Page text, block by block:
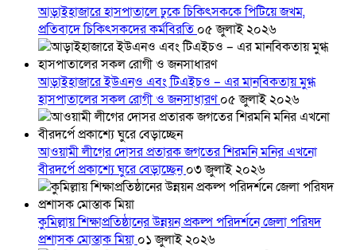
আড়াইহাজারে হাসপাতালে ঢুকে চিকিৎসককে পিটিয়ে জখম,
প্রতিবাদে চিকিৎসকদের কর্মবিরতি ০৫ জুলাই ২০২৬
আড়াইহাজারে ইউএনও এবং টিএইচও – এর মানবিকতায় মুগ্ধ
হাসপাতালের সকল রোগী ও জনসাধারণ০৫ জুলাই ২০২৬
আওয়ামী লীগের দোসর প্রতারক জগতের শিরমনি মনির এখনো
বীরদর্পে প্রকাশ্যে ঘুরে বেড়াচ্ছেন০৩ জুলাই ২০২৬
কুমিল্লায় শিক্ষাপ্রতিষ্ঠানের উন্নয়ন প্রকল্প পরিদর্শনে জেলা পরিষদ
প্রশাসক মোস্তাক মিয়া ০১ জুলাই ২০২৬